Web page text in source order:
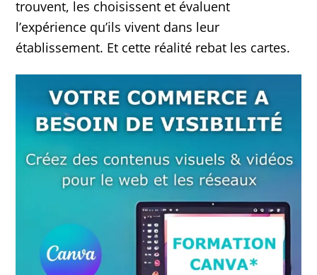
trouvent, les choisissent et évaluent
l’expérience qu’ils vivent dans leur
établissement. Et cette réalité rebat les cartes.